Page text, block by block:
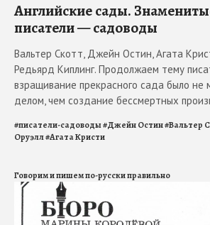
Английские сады.
писатели — садоводы
Вальтер Скотт, Джейн Остин, Агата
Редьярд Киплинг. Продолжаем тему
взращивание прекрасного сада было не
делом, чем создание бессмертных
#писатели-садоводы#Джейн Остин#Вальтер
Оруэлл#Агата Кристи
Говорим и пишем по-русски правильно